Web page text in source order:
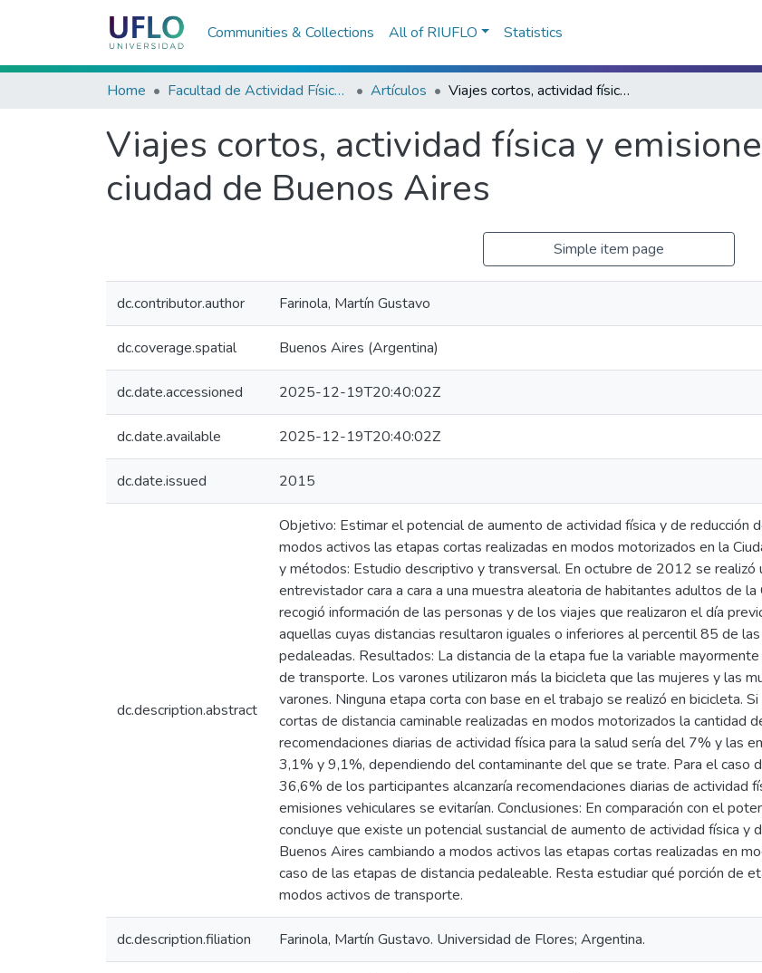
Communities & Collections All of RIUFLO Statistics
Home Facultad de Actividad Física y Deporte Artículos Viajes cortos, actividad física y emisiones vehiculares en la ciudad de Buenos Aires
Viajes cortos, actividad física y
ciudad de Buenos Aires
Simple item page
dc.contributor.author Farinola, Martín Gustavo
dc.coverage.spatial Buenos Aires (Argentina)
dc.date.accessioned 2025-12-19T20:40:02Z
dc.date.available 2025-12-19T20:40:02Z
dc.date.issued 2015
dc.description.abstract
Objetivo: Estimar el potencial de aumento de actividad física y de reducción
modos activos las etapas cortas realizadas en modos motorizados en la
y métodos: Estudio descriptivo y transversal. En octubre de 2012 se realizó
entrevistador cara a cara a una muestra aleatoria de habitantes adultos de
recogió información de las personas y de los viajes que realizaron el día
aquellas cuyas distancias resultaron iguales o inferiores al percentil 85 de
pedaleadas. Resultados: La distancia de la etapa fue la variable
de transporte. Los varones utilizaron más la bicicleta que las mujeres y las
varones. Ninguna etapa corta con base en el trabajo se realizó en bicicleta.
cortas de distancia caminable realizadas en modos motorizados la cantidad
recomendaciones diarias de actividad física para la salud sería del 7% y las
3,1% y 9,1%, dependiendo del contaminante del que se trate. Para el caso
36,6% de los participantes alcanzaría recomendaciones diarias de actividad
emisiones vehiculares se evitarían. Conclusiones: En comparación con el
concluye que existe un potencial sustancial de aumento de actividad física y
Buenos Aires cambiando a modos activos las etapas cortas realizadas en
caso de las etapas de distancia pedaleable. Resta estudiar qué porción de
modos activos de transporte.
dc.description.filiation Farinola, Martín Gustavo. Universidad de Flores; Argentina.